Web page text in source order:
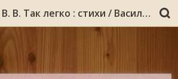
Рябков, В. В. Так легко : стихи / Василий Рябков. - Мурманск : Фонд культуры, 1995. - 15 с. : портр.